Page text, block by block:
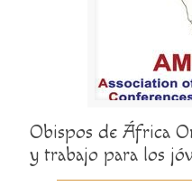
Obispos de África
y trabajo para los